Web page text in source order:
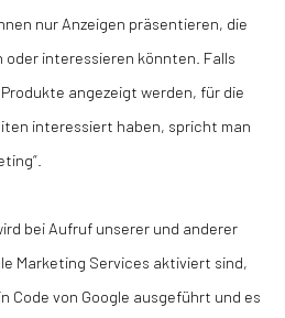
nur Anzeigen präsentieren, die
interessieren könnten. Falls
angezeigt werden, für die
interessiert haben, spricht man
bei Aufruf unserer und anderer
Marketing Services aktiviert sind,
Code von Google ausgeführt und es